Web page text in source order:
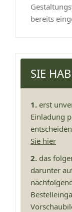
bereits
SIE
1. erst
Einladung
Sie hier
2. das
darunter